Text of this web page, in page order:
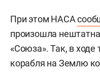
При этом НАСА
произошла
«Союза». Так, в
корабля на Землю